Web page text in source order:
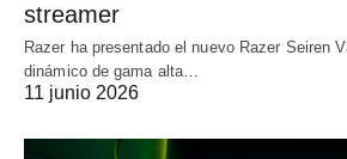
streamer
Razer ha presentado el nuevo Razer Seiren
dinámico de gama alta…
11 junio 2026